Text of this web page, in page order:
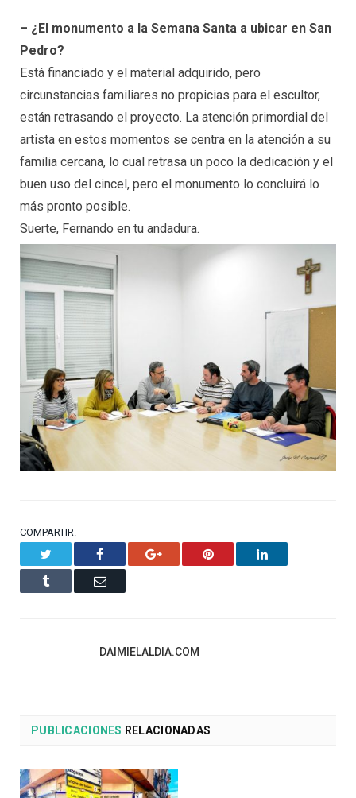
– ¿El monumento a la Semana Santa a ubicar en San
Pedro?
Está financiado y el material adquirido, pero
circunstancias familiares no propicias para el escultor,
están retrasando el proyecto. La atención primordial del
artista en estos momentos se centra en la atención a su
familia cercana, lo cual retrasa un poco la dedicación y el
buen uso del cincel, pero el monumento lo concluirá lo
más pronto posible.
Suerte, Fernando en tu andadura.
COMPARTIR.
Facebook Google+ Pinterest LinkedIn
Tumblr Email
DAIMIELALDIA.COM
PUBLICACIONES RELACIONADAS